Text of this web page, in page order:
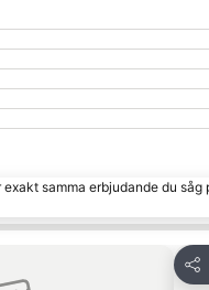
samma erbjudande du såg
Favoriter
Dela